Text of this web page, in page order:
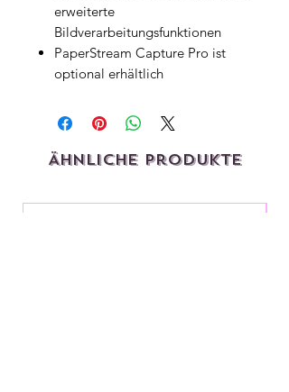
erweiterte
Bildverarbeitungsfunktionen
PaperStream Capture Pro ist
optional erhältlich
Ähnliche Produkte